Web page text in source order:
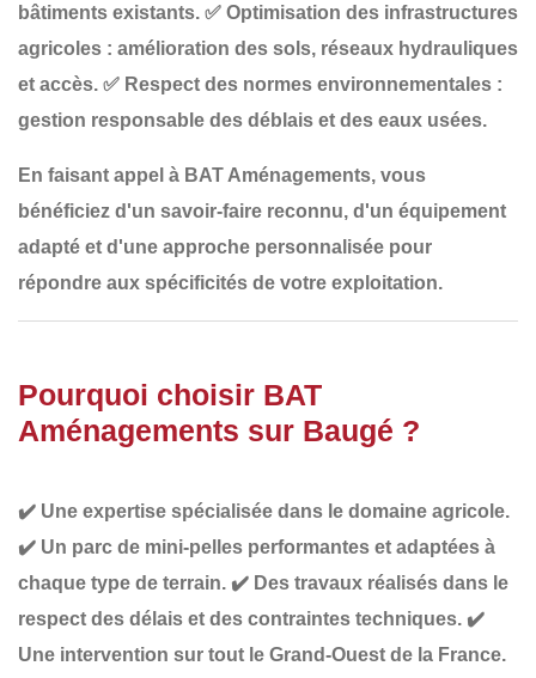
bâtiments existants. ✅ Optimisation des infrastructures
agricoles : amélioration des sols, réseaux hydrauliques
et accès. ✅ Respect des normes environnementales :
gestion responsable des déblais et des eaux usées.
En faisant appel à BAT Aménagements, vous
bénéficiez d'un savoir-faire reconnu, d'un équipement
adapté et d'une approche personnalisée pour
répondre aux spécificités de votre exploitation.
Pourquoi choisir BAT
Aménagements sur Baugé ?
✔️ Une expertise spécialisée dans le domaine agricole.
✔️ Un parc de mini-pelles performantes et adaptées à
chaque type de terrain. ✔️ Des travaux réalisés dans le
respect des délais et des contraintes techniques. ✔️
Une intervention sur tout le Grand-Ouest de la France.